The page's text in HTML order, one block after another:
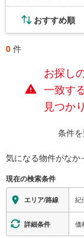
おすすめ順
0 件
お探し
一致す
見つか
条件
気になる物件がなか
現在の検索条件
エリア/路線 紀
詳細条件